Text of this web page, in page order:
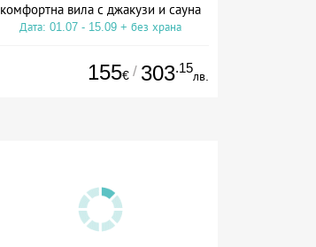
комфортна вила с джакузи и сауна
Дата: 01.07 - 15.09 + без храна
155€ / 303.15
лв.